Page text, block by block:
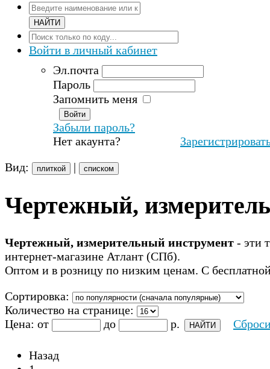
Войти в личный кабинет
Эл.почта
Пароль
Запомнить меня
Забыли пароль?
Нет акаунта?
Вид:
плиткой | списком
Чертежный,
Чертежный, измерительный инструмент - эти
интернет-магазине Атлант (СПб).
Оптом и в розницу по низким ценам. С
Сортировка:
Количество на странице:
Цена: от до р.
Назад